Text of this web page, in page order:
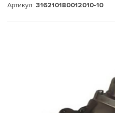
Артикул: 316210180012010-10